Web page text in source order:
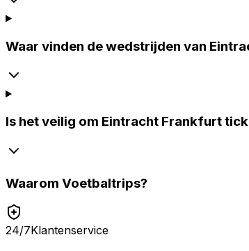
Waar vinden de wedstrijden van
Is het veilig om Eintracht Frankfurt
Waarom Voetbaltrips?
24/7Klantenservice